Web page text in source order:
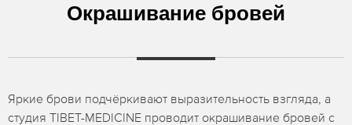
Окрашивание бровей
Яркие брови подчёркивают выразительность взгляда, а
студия TIBET-MEDICINE проводит окрашивание бровей с